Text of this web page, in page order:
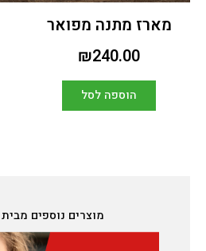
מארז מתנה מפואר
₪240.00
הוספה לסל
מוצרים נוספים מבית T SHAPE